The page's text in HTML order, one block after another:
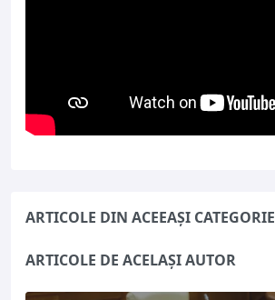
ARTICOLE DIN ACEEAȘI CATEGORIE
ARTICOLE DE ACELAȘI AUTOR